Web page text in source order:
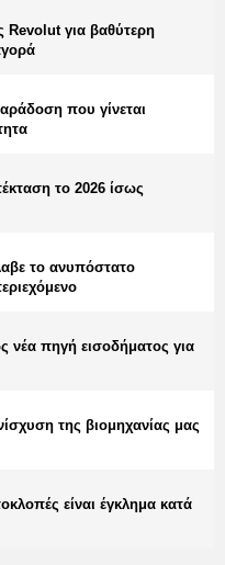
για βαθύτερη
που γίνεται
το 2026 ίσως
το ανυπόστατο
νέα πηγή εισοδήματος για
της βιομηχανίας μας
είναι έγκλημα κατά